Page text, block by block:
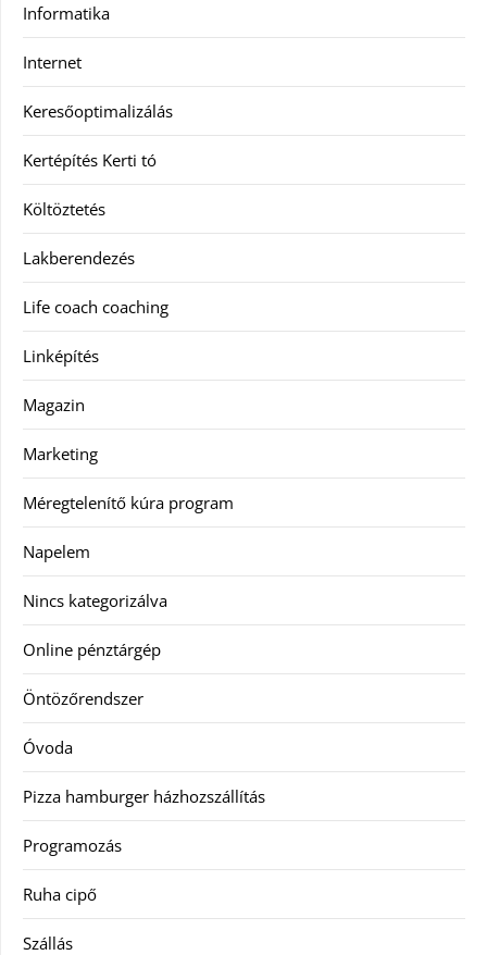
Informatika
Internet
Keresőoptimalizálás
Kertépítés Kerti tó
Költöztetés
Lakberendezés
Life coach coaching
Linképítés
Magazin
Marketing
Méregtelenítő kúra program
Napelem
Nincs kategorizálva
Online pénztárgép
Öntözőrendszer
Óvoda
Pizza hamburger házhozszállítás
Programozás
Ruha cipő
Szállás